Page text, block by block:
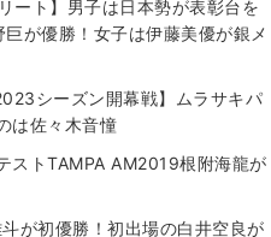
ート】男子は日本勢が表彰台を
が優勝！女子は伊藤美優が銀メ
シーズン開幕戦】ムラサキパ
は佐々木音憧
ストTAMPA AM2019根附海龍が
が初優勝！初出場の白井空良が